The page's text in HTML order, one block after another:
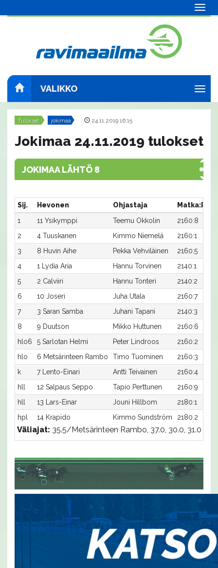
VALIKKO
Tulokset jokimaa 24.11.2019 16:15
Jokimaa 24.11.2019 tulokset
JOKIMAA LÄHTÖ 8
Sij. Hevonen Ohjastaja
Matka:Rata
1
11 Ysikymppi Teemu Okkolin
2160:8
2
4 Tuuskanen Kimmo Niemelä
2160:1
3
8 Huvin Aihe Pekka Vehviläinen
2160:5
4
1 Lydia Aria Hannu Torvinen
2140:1
5
2 Calviiri Hannu Tonteri
2140:2
6
10 Joseri Juha Utala
2160:7
7
3 Saran Samba Juhani Tapani
2140:3
8
9 Duutson Mikko Huttunen
2160:6
hlo6
5 Sarlotan Helmi Peter Lindroos
2160:2
hlo
6 Metsärinteen Rambo Timo Tuominen
2160:3
k
7 Lento-Einari Antti Teivainen
2160:4
hll
12 Salpaus Seppo Tapio Perttunen
2160:9
hll
13 Lars-Einar Jouni Hillbom
2180:1
hpl
14 Krapido Kimmo Sundström 2180:2
Väliajat: 35.5/Metsärinteen Rambo, 37.0, 30.0, 31.0